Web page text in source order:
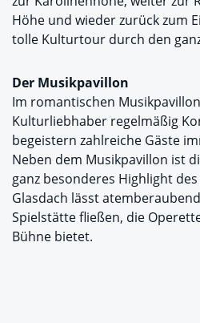
Höhe und wieder zurück zum
tolle Kulturtour durch den
Der Musikpavillon
Im romantischen
Kulturliebhaber regelmäßig
begeistern zahlreiche Gäste
Neben dem Musikpavillon ist
ganz besonderes Highlight
Glasdach lässt
Spielstätte fließen, die
Bühne bietet.